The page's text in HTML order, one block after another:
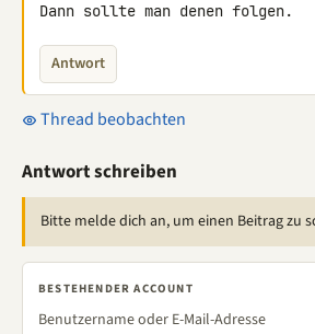
Dann sollte man denen folgen.
Antwort
Thread beobachten
Antwort schreiben
Bitte melde dich an, um einen Beitrag zu
BESTEHENDER ACCOUNT
Benutzername oder E-Mail-Adresse